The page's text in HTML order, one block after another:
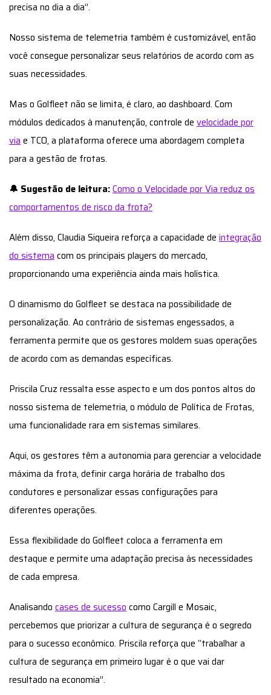
precisa no dia a dia”.
Nosso sistema de telemetria também é customizável, então
você consegue personalizar seus relatórios de acordo com as
suas necessidades.
Mas o Golfleet não se limita, é claro, ao dashboard. Com
módulos dedicados à manutenção, controle de velocidade por
via e TCO, a plataforma oferece uma abordagem completa
para a gestão de frotas.
🔔 Sugestão de leitura:Como o Velocidade por Via reduz os
comportamentos de risco da frota?
Além disso, Claudia Siqueira reforça a capacidade de integração
do sistema com os principais players do mercado,
proporcionando uma experiência ainda mais holística.
O dinamismo do Golfleet se destaca na possibilidade de
personalização. Ao contrário de sistemas engessados, a
ferramenta permite que os gestores moldem suas operações
de acordo com as demandas específicas.
Priscila Cruz ressalta esse aspecto e um dos pontos altos do
nosso sistema de telemetria, o módulo de Política de Frotas,
uma funcionalidade rara em sistemas similares.
Aqui, os gestores têm a autonomia para gerenciar a velocidade
máxima da frota, definir carga horária de trabalho dos
condutores e personalizar essas configurações para
diferentes operações.
Essa flexibilidade do Golfleet coloca a ferramenta em
destaque e permite uma adaptação precisa às necessidades
de cada empresa.
Analisando cases de sucesso como Cargill e Mosaic,
percebemos que priorizar a cultura de segurança é o segredo
para o sucesso econômico. Priscila reforça que “trabalhar a
cultura de segurança em primeiro lugar é o que vai dar
resultado na economia”.